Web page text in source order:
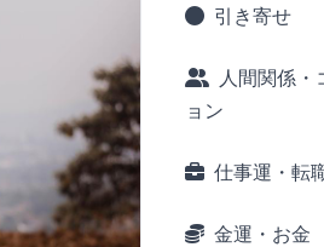
引き寄せ
人間関係・
ョン
仕事運・転
金運・お金